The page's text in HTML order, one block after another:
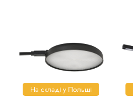
На складі у Польщі